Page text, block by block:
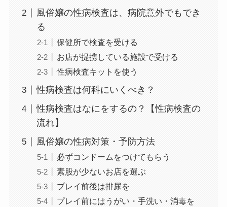
風俗嬢の性病検査は、病院意外でもでき
る
保健所で検査を受ける
お店が提携している施設で受ける
性病検査キットを使う
性病検査は何科にいくべき？
性病検査はなにをするの？【性病検査の
流れ】
風俗嬢の性病対策・予防方法
必ずコンドームをつけてもらう
素股が少ないお店を選ぶ
プレイ前後は排尿を
プレイ前にはうがい・手洗い・消毒を